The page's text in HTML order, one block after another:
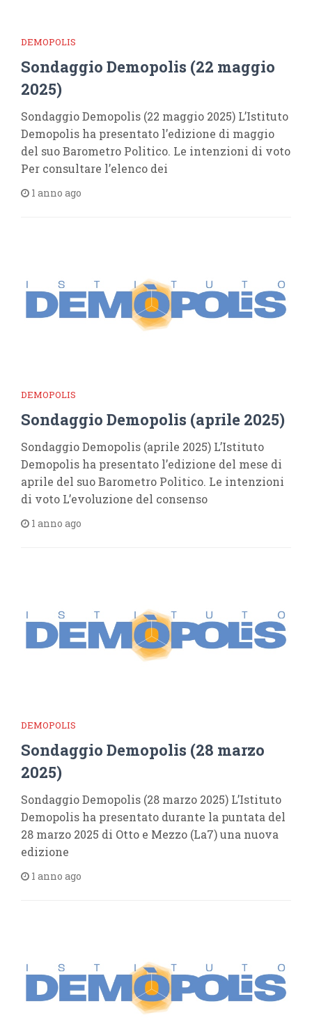
DEMOPOLIS
Sondaggio Demopolis (22 maggio
2025)
Sondaggio Demopolis (22 maggio 2025) L’Istituto
Demopolis ha presentato l’edizione di maggio
del suo Barometro Politico. Le intenzioni di voto
Per consultare l’elenco dei
1 anno ago
DEMOPOLIS
Sondaggio Demopolis (aprile 2025)
Sondaggio Demopolis (aprile 2025) L’Istituto
Demopolis ha presentato l’edizione del mese di
aprile del suo Barometro Politico. Le intenzioni
di voto L’evoluzione del consenso
1 anno ago
DEMOPOLIS
Sondaggio Demopolis (28 marzo
2025)
Sondaggio Demopolis (28 marzo 2025) L’Istituto
Demopolis ha presentato durante la puntata del
28 marzo 2025 di Otto e Mezzo (La7) una nuova
edizione
1 anno ago